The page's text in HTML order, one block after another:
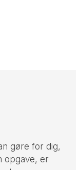
gøre for dig,
opgave, er